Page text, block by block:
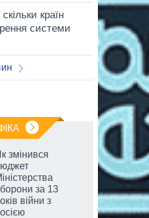
країн
системи
змінився
за 13
війни з